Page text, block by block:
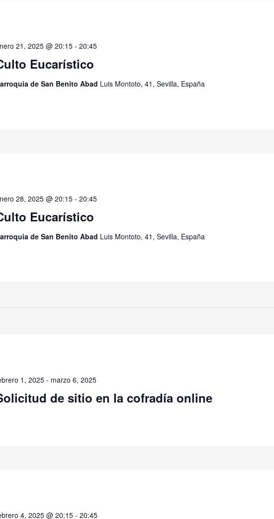
Eucarístico
21, 2025 @ 20:15-20:45
de San Benito Abad Luis Montoto, 41, Sevilla, España
Eucarístico
28, 2025 @ 20:15-20:45
de San Benito Abad Luis Montoto, 41, Sevilla, España
de sitio en la cofradía online
1, 2025 - marzo 6, 2025
4, 2025 @ 20:15-20:45